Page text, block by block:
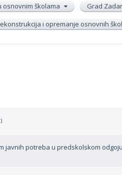
školama
Grad
i opremanje osnovnih
javnih potreba u predskolskom